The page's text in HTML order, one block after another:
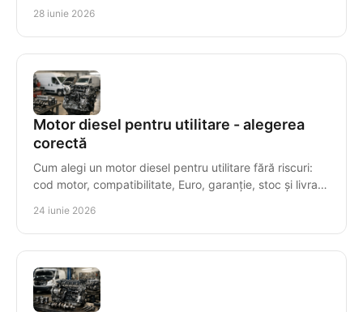
28 iunie 2026
Motor diesel pentru utilitare - alegerea
corectă
Cum alegi un motor diesel pentru utilitare fără riscuri:
cod motor, compatibilitate, Euro, garanție, stoc și livrare
24 iunie 2026